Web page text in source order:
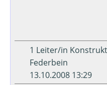
1 Leiter/in
Federbein
13.10.2008 13:29